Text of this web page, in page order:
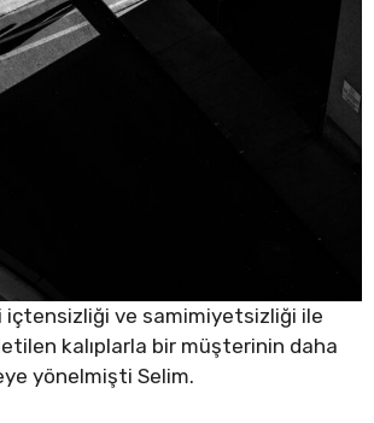
içtensizliği ve samimiyetsizliği ile
kalıplarla bir müşterinin daha
yönelmişti Selim.